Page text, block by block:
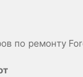
по ремонту